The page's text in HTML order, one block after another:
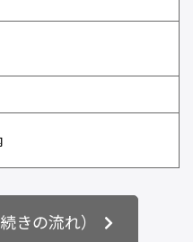
きの流れ）